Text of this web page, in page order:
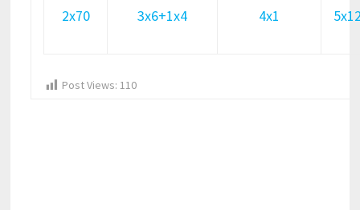
2х70 3х6+1х4 4х1
Post Views: 110